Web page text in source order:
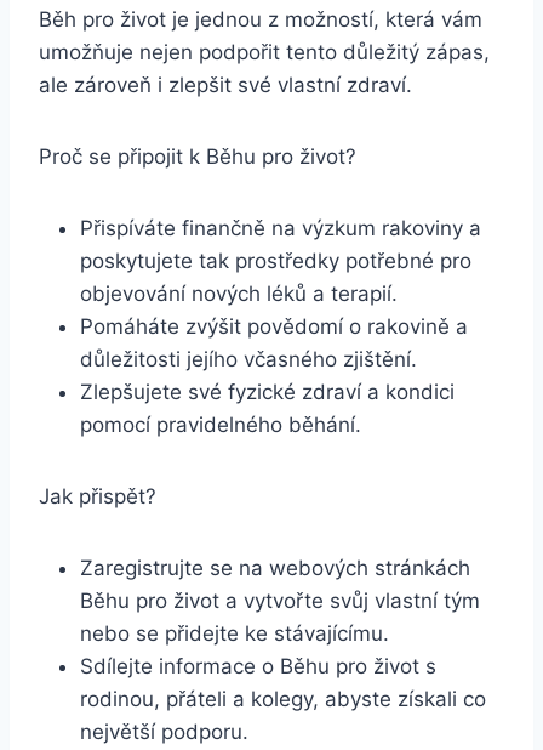
Běh pro život je jednou z možností, která vám
umožňuje nejen podpořit tento důležitý zápas,
ale zároveň i zlepšit své vlastní zdraví.
Proč se připojit k Běhu pro život?
Přispíváte finančně na výzkum rakoviny a
poskytujete tak prostředky potřebné pro
objevování nových léků a terapií.
Pomáháte zvýšit povědomí o rakovině a
důležitosti jejího včasného zjištění.
Zlepšujete své fyzické zdraví a kondici
pomocí pravidelného běhání.
Jak přispět?
Zaregistrujte se na webových stránkách
Běhu pro život a vytvořte svůj vlastní tým
nebo se přidejte ke stávajícímu.
Sdílejte informace o Běhu pro život s
rodinou, přáteli a kolegy, abyste získali co
největší podporu.